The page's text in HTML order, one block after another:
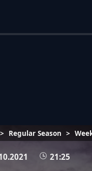
> Regular Season >
21:25